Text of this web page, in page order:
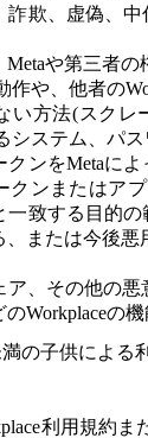
詐欺、虚偽、
や第三者の
作や、他者の
い方法(スク
システム、パ
クンをMetaに
クンまたはア
一致する目的
、または今後
ア、その他の
Workplaceの
満の子供によ
利用規約